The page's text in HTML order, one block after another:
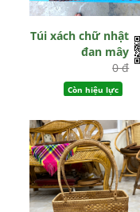
Túi xách chữ nhật
đan mây
0 đ
Còn hiệu lực